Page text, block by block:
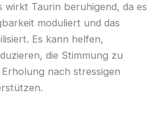
wirkt Taurin beruhigend, da es
moduliert und das
Es kann helfen,
die Stimmung zu
nach stressigen